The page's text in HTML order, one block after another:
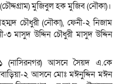
মুজিবুল হক মুজিব (নৌকা)।
চৌধুরী (নৌকা), ফেনী-২ নিজাম
৩ মাসুদ উদ্দিন চৌধুরী মাসুদ উদ্দিন
১ (নাসিরনগর) আসনে সৈয়দ এ.কে
২ আসনে মোঃ মঈনুদ্দিন মঈন